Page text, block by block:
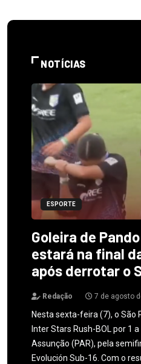
NOTÍCIAS
ESPORTE
Goleira de
estará na final da
após derrotar o
Redação 7 de agosto
Nesta sexta-feira (7), o São
Inter Stars Rush-BOL por 1
Assunção (PAR), pela
Evolución Sub-16. Com o